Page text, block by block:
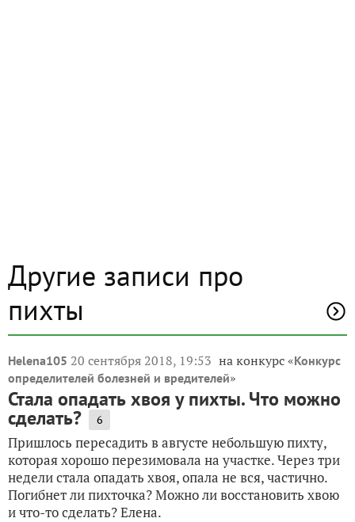
Другие записи про
пихты
Helena105 20 сентября 2018, 19:53 на конкурс «Конкурс
определителей болезней и вредителей»
Стала опадать хвоя у пихты. Что можно
сделать? 6
Пришлось пересадить в августе небольшую пихту,
которая хорошо перезимовала на участке. Через три
недели стала опадать хвоя, опала не вся, частично.
Погибнет ли пихточка? Можно ли восстановить хвою
и что-то сделать? Елена.